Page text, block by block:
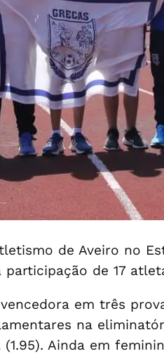
de Aveiro no
de 17
em três
na
Ainda em